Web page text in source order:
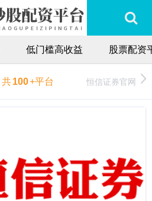
低门槛高收益 股票配资
共100+平台 恒信证券官网